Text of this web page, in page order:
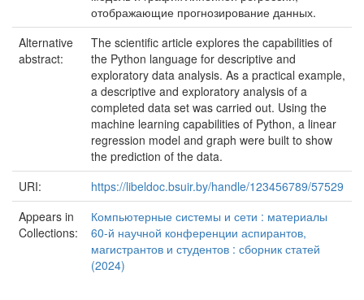
отображающие прогнозирование данных.
Alternative
abstract:
The scientific article explores the capabilities of
the Python language for descriptive and
exploratory data analysis. As a practical example,
a descriptive and exploratory analysis of a
completed data set was carried out. Using the
machine learning capabilities of Python, a linear
regression model and graph were built to show
the prediction of the data.
URI:
https://libeldoc.bsuir.by/handle/123456789/57529
Appears in
Collections:
Компьютерные системы и сети : материалы
60-й научной конференции аспирантов,
магистрантов и студентов : сборник статей
(2024)